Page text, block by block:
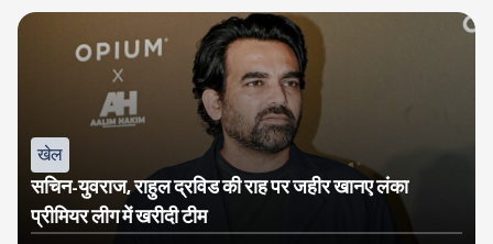
खेल
सचिन-युवराज, राहुल द्रविड की राह पर जहीर खानए लंका
प्रीमियर लीग में खरीदी टीम